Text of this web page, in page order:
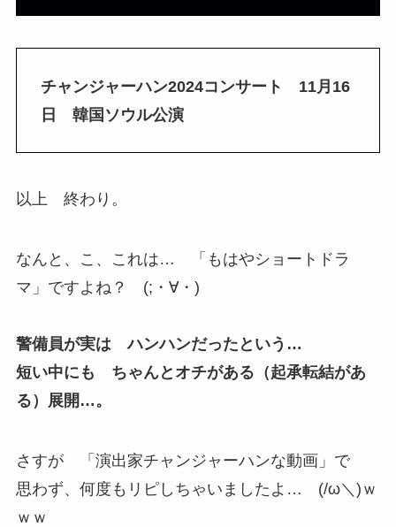
チャンジャーハン2024コンサート 11月16
日 韓国ソウル公演
以上 終わり。
なんと、こ、これは… 「もはやショートドラ
マ」ですよね？ (;・∀・)
警備員が実は ハンハンだったという…
短い中にも ちゃんとオチがある（起承転結があ
る）展開…。
さすが 「演出家チャンジャーハンな動画」で
思わず、何度もリピしちゃいましたよ… (/ω＼)ｗ
ｗｗ